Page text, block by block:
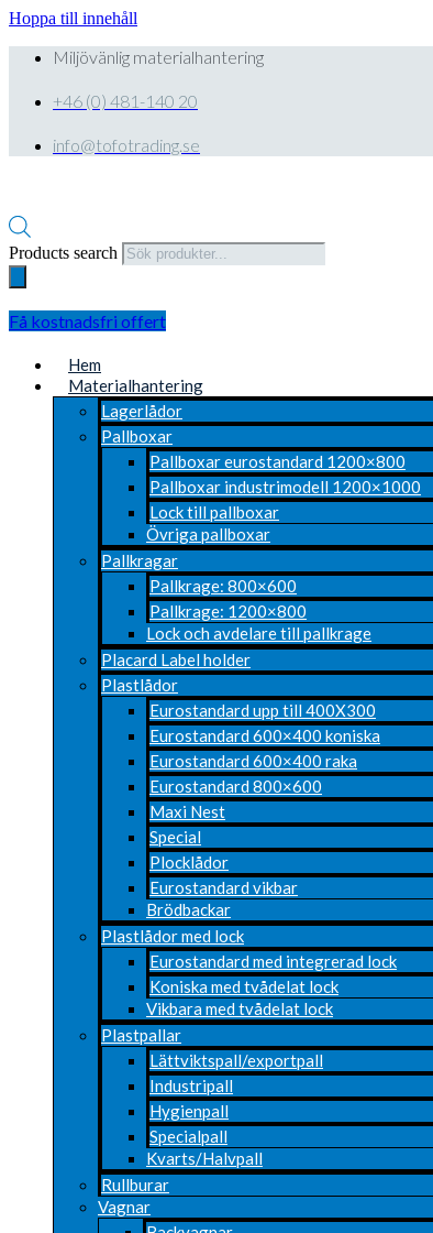
Hoppa till innehåll
Miljövänlig materialhantering
+46 (0) 481-140 20
info@tofotrading.se
Products search
Få kostnadsfri offert
Hem
Materialhantering
Lagerlådor
Pallboxar
Pallboxar eurostandard 1200×800
Pallboxar industrimodell 1200×1000
Lock till pallboxar
Övriga pallboxar
Pallkragar
Pallkrage: 800×600
Pallkrage: 1200×800
Lock och avdelare till pallkrage
Placard Label holder
Plastlådor
Eurostandard upp till 400X300
Eurostandard 600×400 koniska
Eurostandard 600×400 raka
Eurostandard 800×600
Maxi Nest
Special
Plocklådor
Eurostandard vikbar
Brödbackar
Plastlådor med lock
Eurostandard med integrerad lock
Koniska med tvådelat lock
Vikbara med tvådelat lock
Plastpallar
Lättviktspall/exportpall
Industripall
Hygienpall
Specialpall
Kvarts/Halvpall
Rullburar
Vagnar